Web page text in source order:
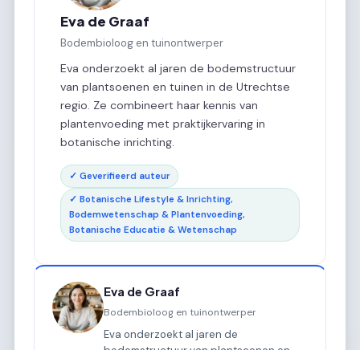
Eva de Graaf
Bodembioloog en tuinontwerper
Eva onderzoekt al jaren de bodemstructuur
van plantsoenen en tuinen in de Utrechtse
regio. Ze combineert haar kennis van
plantenvoeding met praktijkervaring in
botanische inrichting.
✓ Geverifieerd auteur
✓ Botanische Lifestyle & Inrichting,
Bodemwetenschap & Plantenvoeding,
Botanische Educatie & Wetenschap
Eva de Graaf
Bodembioloog en tuinontwerper
Eva onderzoekt al jaren de